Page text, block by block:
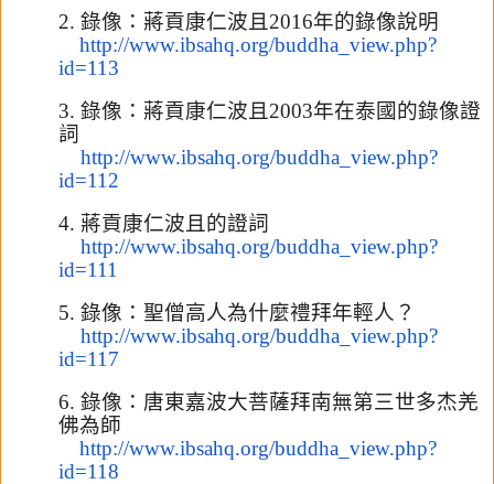
2.錄像：蔣貢康仁波且 2016年的錄像說明
http://www.ibsahq.org/buddha_view.php?
id=113
3.錄像：蔣貢康仁波且 2003年在泰國的錄像證
詞
http://www.ibsahq.org/buddha_view.php?
id=112
4.蔣貢康仁波且的證詞
http://www.ibsahq.org/buddha_view.php?
id=111
5.錄像：聖僧高人為什麼禮拜年輕人？
http://www.ibsahq.org/buddha_view.php?
id=117
6.錄像：唐東嘉波大菩薩拜南無第三世多杰羌
佛為師
http://www.ibsahq.org/buddha_view.php?
id=118